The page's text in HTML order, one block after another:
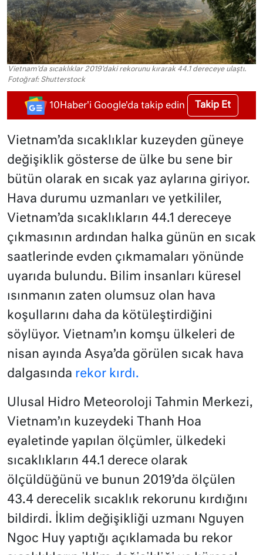
Vietnam'da sıcaklıklar 2019'daki rekorunu kırarak 44.1 dereceye ulaştı.
Fotoğraf: Shutterstock
10Haber'i Google'da takip edin Takip Et
Vietnam’da sıcaklıklar kuzeyden güneye
değişiklik gösterse de ülke bu sene bir
bütün olarak en sıcak yaz aylarına giriyor.
Hava durumu uzmanları ve yetkililer,
Vietnam’da sıcaklıkların 44.1 dereceye
çıkmasının ardından halka günün en sıcak
saatlerinde evden çıkmamaları yönünde
uyarıda bulundu. Bilim insanları küresel
ısınmanın zaten olumsuz olan hava
koşullarını daha da kötüleştirdiğini
söylüyor. Vietnam’ın komşu ülkeleri de
nisan ayında Asya’da görülen sıcak hava
dalgasında rekor kırdı.
Ulusal Hidro Meteoroloji Tahmin Merkezi,
Vietnam’ın kuzeydeki Thanh Hoa
eyaletinde yapılan ölçümler, ülkedeki
sıcaklıkların 44.1 derece olarak
ölçüldüğünü ve bunun 2019’da ölçülen
43.4 derecelik sıcaklık rekorunu kırdığını
bildirdi. İklim değişikliği uzmanı Nguyen
Ngoc Huy yaptığı açıklamada bu rekor